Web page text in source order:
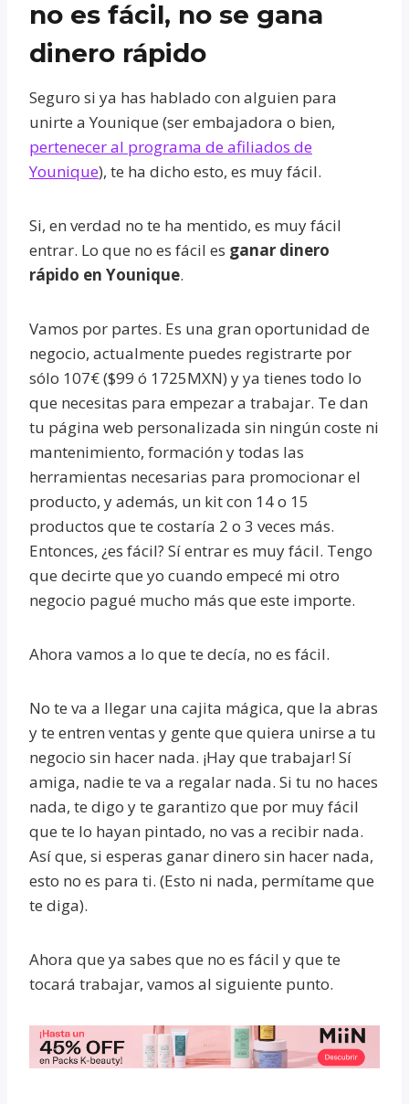
no es fácil, no se gana
dinero rápido
Seguro si ya has hablado con alguien para
unirte a Younique (ser embajadora o bien,
pertenecer al programa de afiliados de
Younique), te ha dicho esto, es muy fácil.
Si, en verdad no te ha mentido, es muy fácil
entrar. Lo que no es fácil es ganar dinero
rápido en Younique.
Vamos por partes. Es una gran oportunidad de
negocio, actualmente puedes registrarte por
sólo 107€ ($99 ó 1725MXN) y ya tienes todo lo
que necesitas para empezar a trabajar. Te dan
tu página web personalizada sin ningún coste ni
mantenimiento, formación y todas las
herramientas necesarias para promocionar el
producto, y además, un kit con 14 o 15
productos que te costaría 2 o 3 veces más.
Entonces, ¿es fácil? Sí entrar es muy fácil. Tengo
que decirte que yo cuando empecé mi otro
negocio pagué mucho más que este importe.
Ahora vamos a lo que te decía, no es fácil.
No te va a llegar una cajita mágica, que la abras
y te entren ventas y gente que quiera unirse a tu
negocio sin hacer nada. ¡Hay que trabajar! Sí
amiga, nadie te va a regalar nada. Si tu no haces
nada, te digo y te garantizo que por muy fácil
que te lo hayan pintado, no vas a recibir nada.
Así que, si esperas ganar dinero sin hacer nada,
esto no es para ti. (Esto ni nada, permítame que
te diga).
Ahora que ya sabes que no es fácil y que te
tocará trabajar, vamos al siguiente punto.